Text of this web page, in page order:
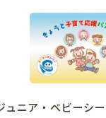
ニア・ベビーシ